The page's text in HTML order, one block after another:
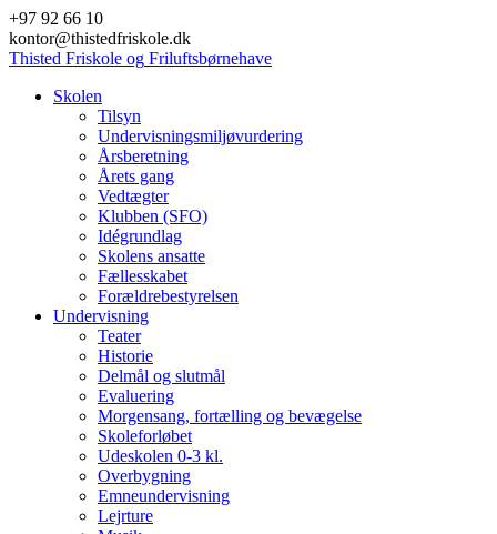
Skip
to
content
+97 92 66 10
kontor@thistedfriskole.dk
Thisted Friskole og Friluftsbørnehave
Skolen
Tilsyn
Undervisningsmiljøvurdering
Årsberetning
Årets gang
Vedtægter
Klubben (SFO)
Idégrundlag
Skolens ansatte
Fællesskabet
Forældrebestyrelsen
Undervisning
Teater
Historie
Delmål og slutmål
Evaluering
Morgensang, fortælling og bevægelse
Skoleforløbet
Udeskolen 0-3 kl.
Overbygning
Emneundervisning
Lejrture